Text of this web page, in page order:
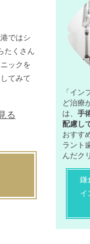
ではシ
たくさん
ックを
てみて
る
「イン
ど治療
は、 手
配慮し
おすす
ラント
んだク
鎌
イ